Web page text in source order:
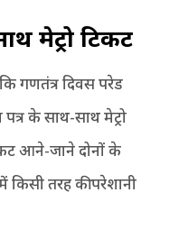
मेट्रो टिकट
गणतंत्र दिवस परेड
के साथ-साथ मेट्रो
आने-जाने दोनों के
किसी तरह की परेशानी